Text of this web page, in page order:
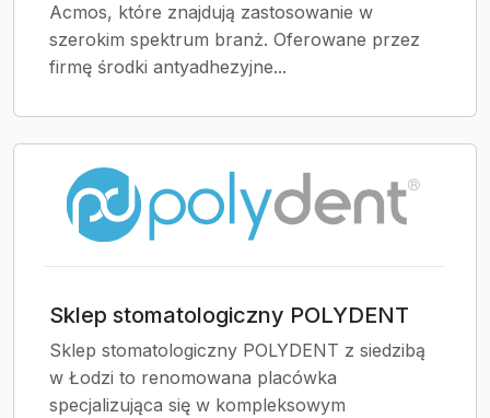
Acmos, które znajdują zastosowanie w
szerokim spektrum branż. Oferowane przez
firmę środki antyadhezyjne...
Sklep stomatologiczny POLYDENT
Sklep stomatologiczny POLYDENT z siedzibą
w Łodzi to renomowana placówka
specjalizująca się w kompleksowym